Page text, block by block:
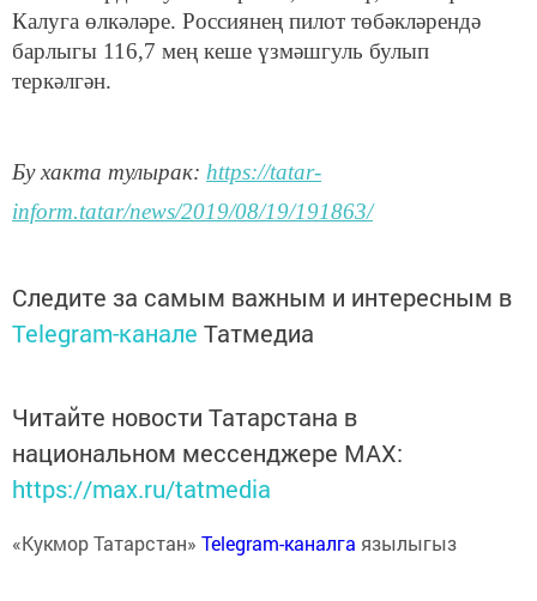
Калуга өлкәләре. Россиянең пилот төбәкләрендә
барлыгы 116,7 мең кеше үзмәшгуль булып
теркәлгән.
Бу хакта тулырак: https://tatar-
inform.tatar/news/2019/08/19/191863/
Следите за самым важным и интересным в
Telegram-канале Татмедиа
Читайте новости Татарстана в
национальном мессенджере MАХ:
https://max.ru/tatmedia
«Кукмор Татарстан» Telegram-каналга язылыгыз